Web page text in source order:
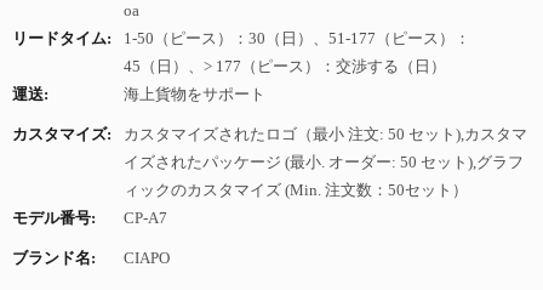
oa
リードタイム:
1-50（ピース）：30（日）、51-177（ピース）：
45（日）、> 177（ピース）：交渉する（日）
運送:
海上貨物をサポート
カスタマイズ:
カスタマイズされたロゴ（最小 注文: 50 セット),カスタマ
イズされたパッケージ (最小. オーダー: 50 セット),グラフ
ィックのカスタマイズ (Min. 注文数：50セット）
モデル番号:
CP-A7
ブランド名: CIAPO